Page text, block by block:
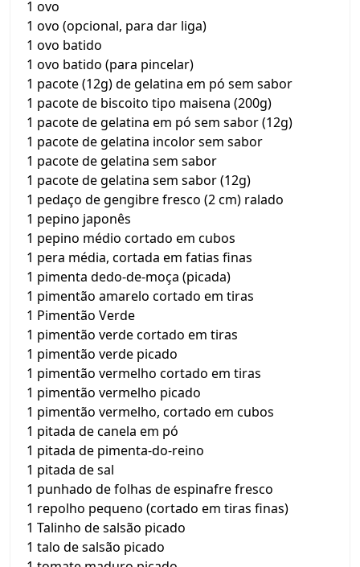
1 ovo
1 ovo (opcional, para dar liga)
1 ovo batido
1 ovo batido (para pincelar)
1 pacote (12g) de gelatina em pó sem sabor
1 pacote de biscoito tipo maisena (200g)
1 pacote de gelatina em pó sem sabor (12g)
1 pacote de gelatina incolor sem sabor
1 pacote de gelatina sem sabor
1 pacote de gelatina sem sabor (12g)
1 pedaço de gengibre fresco (2 cm) ralado
1 pepino japonês
1 pepino médio cortado em cubos
1 pera média, cortada em fatias finas
1 pimenta dedo-de-moça (picada)
1 pimentão amarelo cortado em tiras
1 Pimentão Verde
1 pimentão verde cortado em tiras
1 pimentão verde picado
1 pimentão vermelho cortado em tiras
1 pimentão vermelho picado
1 pimentão vermelho, cortado em cubos
1 pitada de canela em pó
1 pitada de pimenta-do-reino
1 pitada de sal
1 punhado de folhas de espinafre fresco
1 repolho pequeno (cortado em tiras finas)
1 Talinho de salsão picado
1 talo de salsão picado